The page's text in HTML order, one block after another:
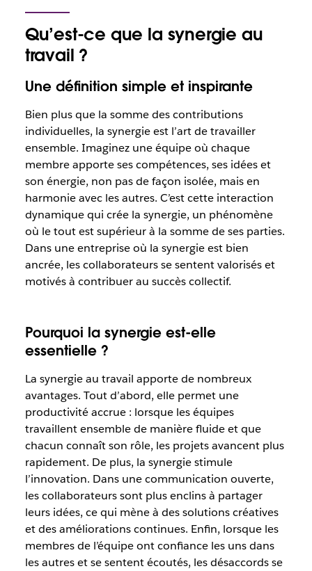
Qu’est-ce que la synergie au
travail ?
Une définition simple et inspirante
Bien plus que la somme des contributions
individuelles, la synergie est l’art de travailler
ensemble. Imaginez une équipe où chaque
membre apporte ses compétences, ses idées et
son énergie, non pas de façon isolée, mais en
harmonie avec les autres. C’est cette interaction
dynamique qui crée la synergie, un phénomène
où le tout est supérieur à la somme de ses parties.
Dans une entreprise où la synergie est bien
ancrée, les collaborateurs se sentent valorisés et
motivés à contribuer au succès collectif.
Pourquoi la synergie est-elle
essentielle ?
La synergie au travail apporte de nombreux
avantages. Tout d’abord, elle permet une
productivité accrue : lorsque les équipes
travaillent ensemble de manière fluide et que
chacun connaît son rôle, les projets avancent plus
rapidement. De plus, la synergie stimule
l’innovation. Dans une communication ouverte,
les collaborateurs sont plus enclins à partager
leurs idées, ce qui mène à des solutions créatives
et des améliorations continues. Enfin, lorsque les
membres de l’équipe ont confiance les uns dans
les autres et se sentent écoutés, les désaccords se